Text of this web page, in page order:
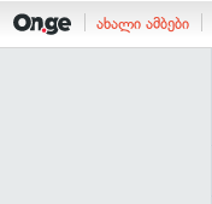
ახალი ამბები